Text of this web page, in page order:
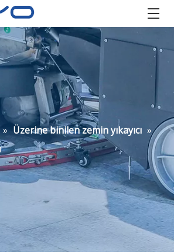
» Üzerine binilen zemin yıkayıcı »